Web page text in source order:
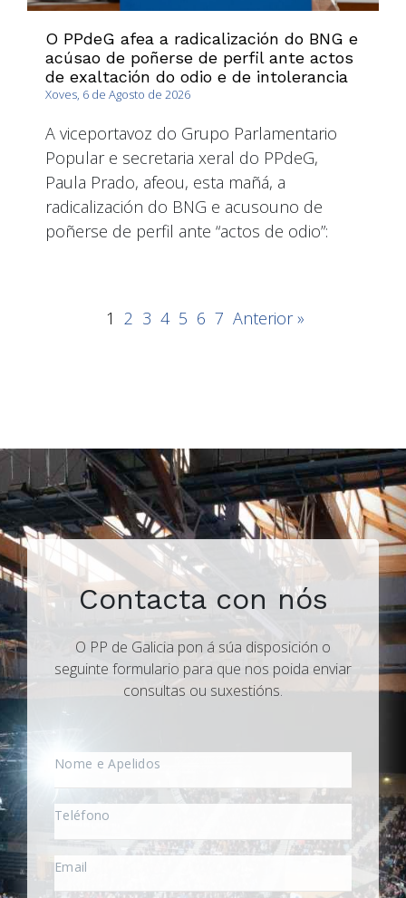
O PPdeG afea a radicalización do BNG e
acúsao de poñerse de perfil ante actos
de exaltación do odio e de intolerancia
Xoves, 6 de Agosto de 2026
A viceportavoz do Grupo Parlamentario
Popular e secretaria xeral do PPdeG,
Paula Prado, afeou, esta mañá, a
radicalización do BNG e acusouno de
poñerse de perfil ante “actos de odio”:
1 2 3 4 5 6 7 Anterior »
Contacta con nós
O PP de Galicia pon á súa disposición o
seguinte formulario para que nos poida enviar
consultas ou suxestións.